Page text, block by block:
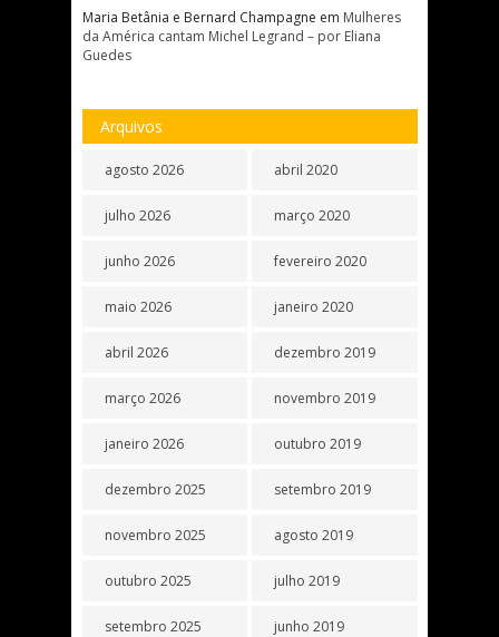
Maria Betânia e Bernard Champagne em Mulheres
da América cantam Michel Legrand – por Eliana
Guedes
Arquivos
agosto 2026
julho 2026
junho 2026
maio 2026
abril 2026
março 2026
janeiro 2026
dezembro 2025
novembro 2025
outubro 2025
setembro 2025
abril 2020
março 2020
fevereiro 2020
janeiro 2020
dezembro 2019
novembro 2019
outubro 2019
setembro 2019
agosto 2019
julho 2019
junho 2019